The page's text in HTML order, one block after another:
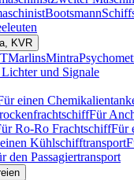
Bootsmann
KVR
MarlinsMintra
und Signale
einen
Für
Ro-Ro FrachtschiffFür
Kühlschifftransport
den Passagiertransport